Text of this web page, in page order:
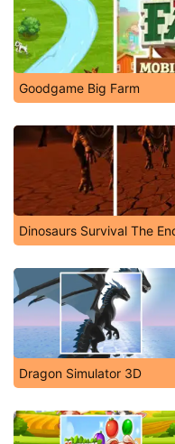
Goodgame Big Farm
Dinosaurs Survival The
Dragon Simulator 3D